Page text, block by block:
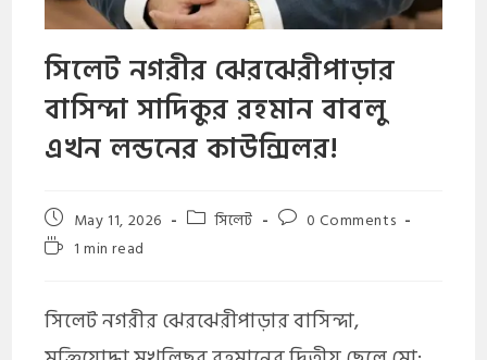
সিলেট নগরীর ঝেরঝেরীপাড়ার
বাসিন্দা সাদিকুর রহমান বাবলু
এখন লন্ডনের কাউন্সিলর!
May 11, 2026 সিলেট
0 Comments
1 min read
সিলেট নগরীর ঝেরঝেরীপাড়ার বাসিন্দা,